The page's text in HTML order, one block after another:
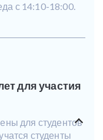
с 14:10-18:00.
для участия
для студентов
студенты